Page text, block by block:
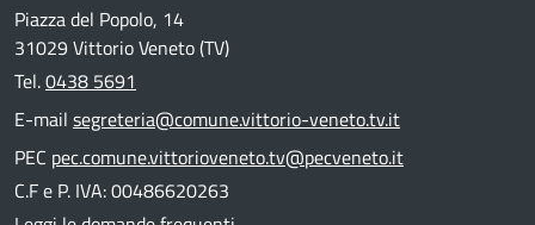
Piazza del Popolo, 14
31029 Vittorio Veneto (TV)
Tel.0438 5691
E-mail segreteria@comune.vittorio-veneto.tv.it
PEC pec.comune.vittorioveneto.tv@pecveneto.it
C.F e P. IVA: 00486620263